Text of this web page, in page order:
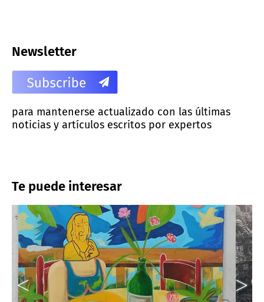
Newsletter
para mantenerse actualizado con las últimas
noticias y artículos escritos por expertos
Te puede interesar